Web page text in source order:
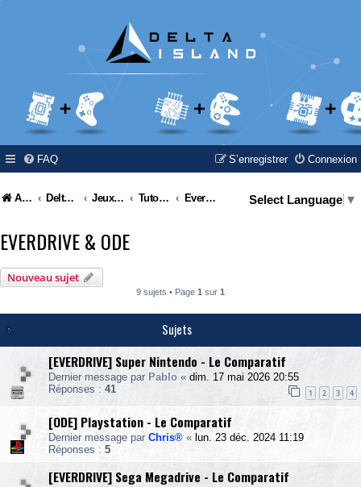
FAQ Connexion
S’enregistrer
Accueil Delta Island Jeux Video Tutoriel / Modding / Hack & Info Everdrive & ODE Select Language ▼
EVERDRIVE & ODE
Nouveau sujet
9 sujets • Page 1 sur 1
Sujets
[EVERDRIVE] Super Nintendo - Le Comparatif
Dernier message par Pablo « dim. 17 mai 2026 20:55
Réponses : 41 1 2 3 4
[ODE] Playstation - Le Comparatif
Dernier message par Chris® « lun. 23 déc. 2024 11:19
Réponses : 5
[EVERDRIVE] Sega Megadrive - Le Comparatif